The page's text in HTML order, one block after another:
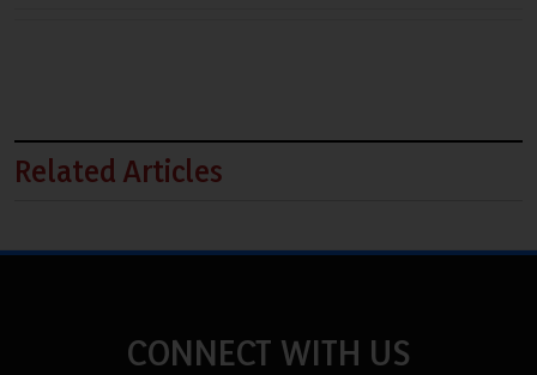
Related Articles
CONNECT WITH US